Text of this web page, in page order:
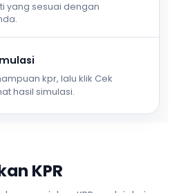
yang sesuai dengan
kpr, lalu klik Cek
hasil simulasi.
KPR